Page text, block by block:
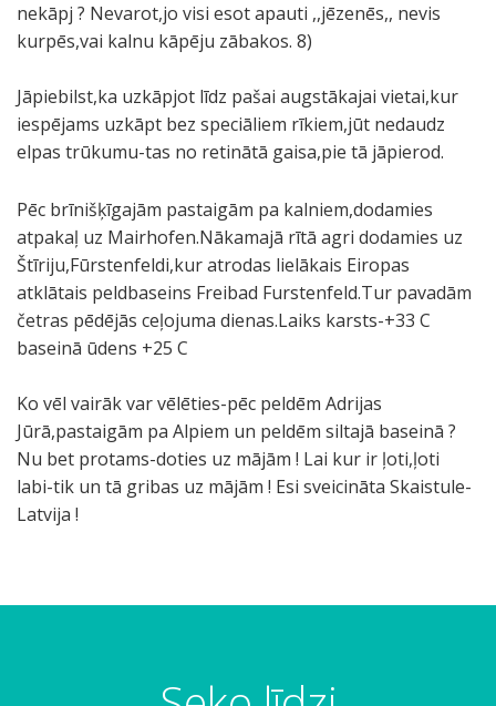
nekāpj ? Nevarot,jo visi esot apauti ,,jēzenēs,, nevis
kurpēs,vai kalnu kāpēju zābakos. 8)
Jāpiebilst,ka uzkāpjot līdz pašai augstākajai vietai,kur
iespējams uzkāpt bez speciāliem rīkiem,jūt nedaudz
elpas trūkumu-tas no retinātā gaisa,pie tā jāpierod.
K
a
p
r
u
n
S
t
a
u
s
K
E
s
a
m
2
0
0
m
a
u
g
u
A
i
z
s
p
r
s
t
s
,
k
u
P
a
š
ā
d
u
u
n
e
l
i
a
W
C
p
i
s
u
r
s
.
.
b
b
P
i
e
m
i
n
k
l
i
s
b
ā
Pēc brīnišķīgajām pastaigām pa kalniem,dodamies
atpakaļ uz Mairhofen.Nākamajā rītā agri dodamies uz
Štīriju,Fūrstenfeldi,kur atrodas lielākais Eiropas
atklātais peldbaseins Freibad Furstenfeld.Tur pavadām
četras pēdējās ceļojuma dienas.Laiks karsts-+33 C
baseinā ūdens +25 C
Ko vēl vairāk var vēlēties-pēc peldēm Adrijas
Jūrā,pastaigām pa Alpiem un peldēm siltajā baseinā ?
Nu bet protams-doties uz mājām ! Lai kur ir ļoti,ļoti
labi-tik un tā gribas uz mājām ! Esi sveicināta Skaistule-
Latvija !